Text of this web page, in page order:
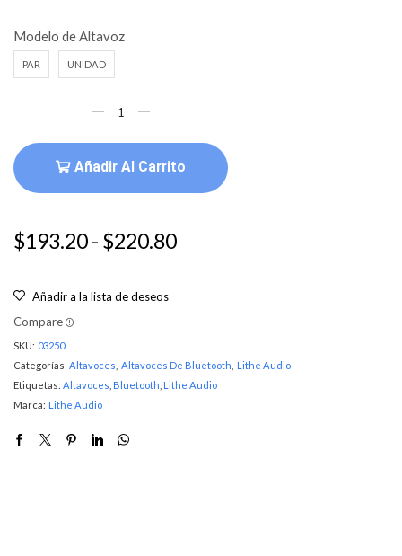
Modelo de Altavoz
PAR UNIDAD
Añadir Al Carrito
$193.20- $220.80
Añadir a la lista de deseos
Compare
SKU: 03250
Categorías Altavoces Altavoces De Bluetooth
Lithe Audio
Etiquetas: Altavoces Bluetooth Lithe Audio
Marca: Lithe Audio